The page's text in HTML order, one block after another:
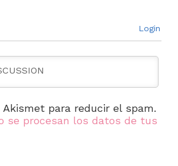
Login
para reducir el spam.
se procesan los datos de tus